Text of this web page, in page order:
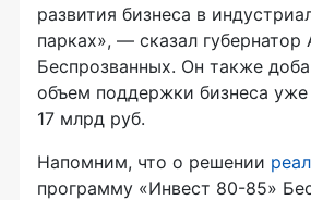
развития бизнеса в
парках», — сказал губернатор
Беспрозванных. Он также
объем поддержки бизнеса уже
17 млрд руб.
Напомним, что о решении
программу «Инвест 80-85»